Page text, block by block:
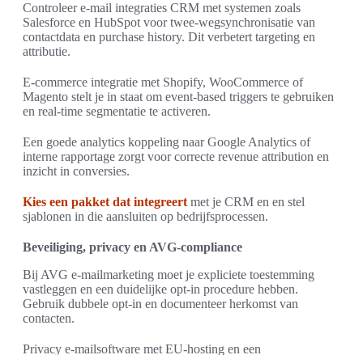
Controleer e-mail integraties CRM met systemen zoals
Salesforce en HubSpot voor twee-wegsynchronisatie van
contactdata en purchase history. Dit verbetert targeting en
attributie.
E-commerce integratie met Shopify, WooCommerce of
Magento stelt je in staat om event-based triggers te gebruiken
en real-time segmentatie te activeren.
Een goede analytics koppeling naar Google Analytics of
interne rapportage zorgt voor correcte revenue attribution en
inzicht in conversies.
Kies een pakket dat integreert met je CRM en en stel
sjablonen in die aansluiten op bedrijfsprocessen.
Beveiliging, privacy en AVG-compliance
Bij AVG e-mailmarketing moet je expliciete toestemming
vastleggen en een duidelijke opt-in procedure hebben.
Gebruik dubbele opt-in en documenteer herkomst van
contacten.
Privacy e-mailsoftware met EU-hosting en een